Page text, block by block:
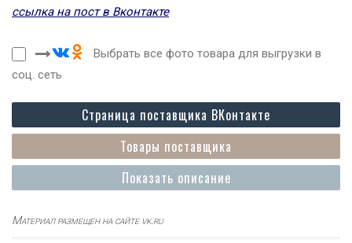
ссылка на пост в Вконтакте
Выбрать все фото товара для выгрузки в
соц. сеть
Показать описание
Товары поставщика
Страница поставщика ВКонтакте
Материал размещен на сайте vk.ru